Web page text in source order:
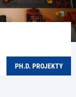
PH.D. PROJEKTY